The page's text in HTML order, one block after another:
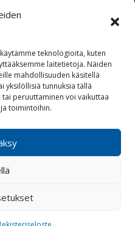
teknologioita, kuten
laitetietoja. Näiden
mahdollisuuden käsitellä
yksilöllisiä tunnuksia tällä
peruuttaminen voi vaikuttaa
toimintoihin.